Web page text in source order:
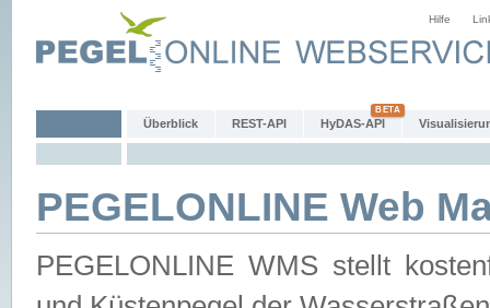
Hilfe
Überblick REST-API HyDAS-API
PEGELONLINE Web
PEGELONLINE WMS stellt